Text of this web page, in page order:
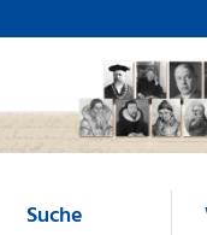
Suche